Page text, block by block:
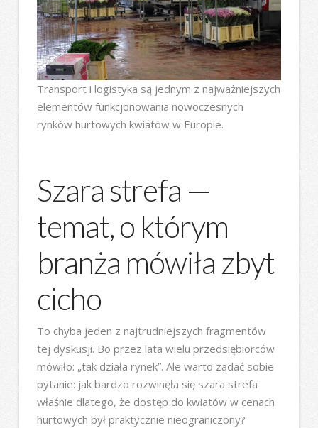
Transport i logistyka są jednym z najważniejszych
elementów funkcjonowania nowoczesnych
rynków hurtowych kwiatów w Europie.
Szara strefa —
temat, o którym
branża mówiła zbyt
cicho
To chyba jeden z najtrudniejszych fragmentów
tej dyskusji. Bo przez lata wielu przedsiębiorców
mówiło: „tak działa rynek”. Ale warto zadać sobie
pytanie: jak bardzo rozwinęła się szara strefa
właśnie dlatego, że dostęp do kwiatów w cenach
hurtowych był praktycznie nieograniczony?